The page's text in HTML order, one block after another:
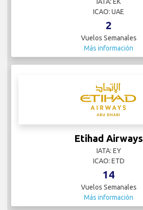
ICAO: UAE
2
Vuelos Semanales
Más información
Etihad Airways
IATA: EY
ICAO: ETD
14
Vuelos Semanales
Más información